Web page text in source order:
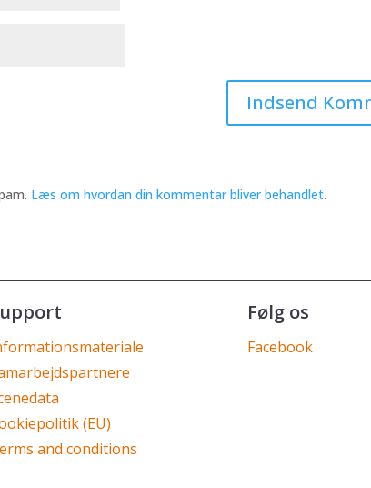
Læs om hvordan din kommentar bliver behandlet.
(EU)
and conditions
Følg os
Facebook